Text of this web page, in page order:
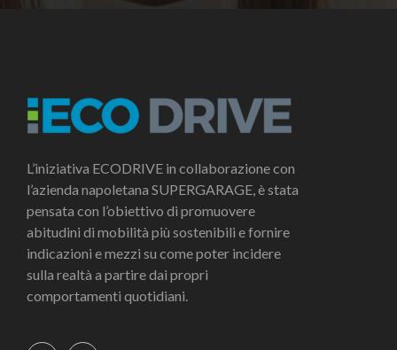
L’iniziativa ECODRIVE in collaborazione con
l’azienda napoletana SUPERGARAGE, è stata
pensata con l’obiettivo di promuovere
abitudini di mobilità più sostenibili e fornire
indicazioni e mezzi su come poter incidere
sulla realtà a partire dai propri
comportamenti quotidiani.